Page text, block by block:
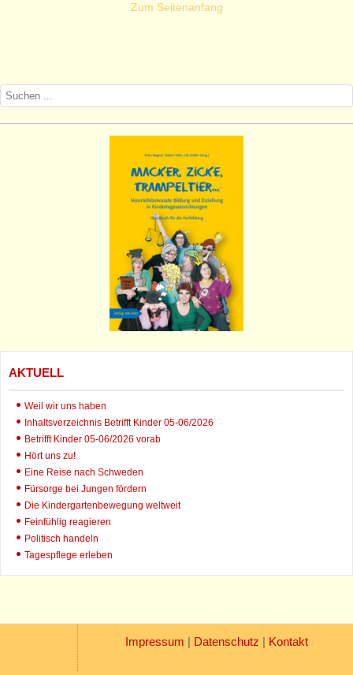
Zum Seitenanfang
AKTUELL
Weil wir uns haben
Inhaltsverzeichnis Betrifft Kinder 05-06/2026
Betrifft Kinder 05-06/2026 vorab
Hört uns zu!
Eine Reise nach Schweden
Fürsorge bei Jungen fördern
Die Kindergartenbewegung weltweit
Feinfühlig reagieren
Politisch handeln
Tagespflege erleben
Impressum | Datenschutz | Kontakt